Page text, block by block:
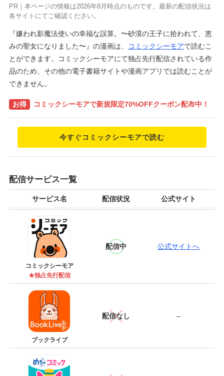
PR｜本ページの情報は2026年8月時点のものです。最新の配信状況は
各サイトにてご確認ください。
『嫌われ影魔法使いの幸福な誤算。〜砂漠の王子に拾われて、恵
みの聖女になりました〜』の漫画は、
コミックシーモアで読むこ
とができます。コミックシーモアにて独占先行配信されている作
品のため、その他の電子書籍サイトや漫画アプリでは読むことが
できません。
お得 コミックシーモアで新規限定70%OFFクーポン配布中！
今すぐコミックシーモアで読む
配信サービス一覧
サービス名 配信状況 公式サイト
コミックシーモア
★独占先行配信
配信中 公式サイトへ
ブックライブ
配信なし –